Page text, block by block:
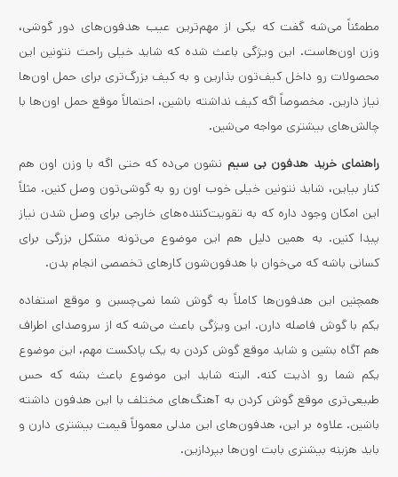
مطمئناً می‌شه گفت که یکی از مهم‌ترین عیب هدفون‌های دور گوشی،
وزن اون‌هاست. این ویژگی باعث شده که شاید خیلی راحت نتونین این
محصولات رو داخل کیف‌تون بذارین و به کیف بزرگ‌تری برای حمل اون‌ها
نیاز دارین. مخصوصاً اگه کیف نداشته باشین، احتمالاً موقع حمل اون‌ها با
چالش‌های بیشتری مواجه می‌شین.
راهنمای خرید هدفون بی سیم نشون می‌ده که حتی اگه با وزن اون هم
کنار بیاین، شاید نتونین خیلی خوب اون رو به گوشی‌تون وصل کنین. مثلاً
این امکان وجود داره که به تقویت‌کننده‌های خارجی برای وصل شدن نیاز
پیدا کنین. به همین دلیل هم این موضوع می‌تونه مشکل بزرگی برای
کسانی باشه که می‌خوان با هدفون‌شون کارهای تخصصی انجام بدن.
همچنین این هدفون‌ها کاملاً به گوش شما نمی‌چسبن و موقع استفاده
یکم با گوش فاصله دارن. این ویژگی باعث می‌شه که از سروصدای اطراف
هم آگاه بشین و شاید موقع گوش کردن به یک پادکست مهم، این موضوع
یکم شما رو اذیت کنه. البته شاید این موضوع باعث بشه که حس
طبیعی‌تری موقع گوش کردن به آهنگ‌های مختلف با این هدفون داشته
باشین. علاوه بر این، هدفون‌های این مدلی معمولاً قیمت بیشتری دارن و
باید هزینه بیشتری بابت اون‌ها بپردازین.